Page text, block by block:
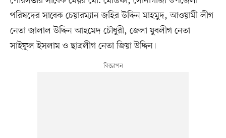
পরিষদের সাবেক চেয়ারম্যান জহির উদ্দিন মাহমুদ, আওয়ামী লীগ
নেতা জালাল উদ্দিন আহমেদ চৌধুরী, জেলা যুবলীগ নেতা
সাইফুল ইসলাম ও ছাত্রলীগ নেতা জিয়া উদ্দিন।